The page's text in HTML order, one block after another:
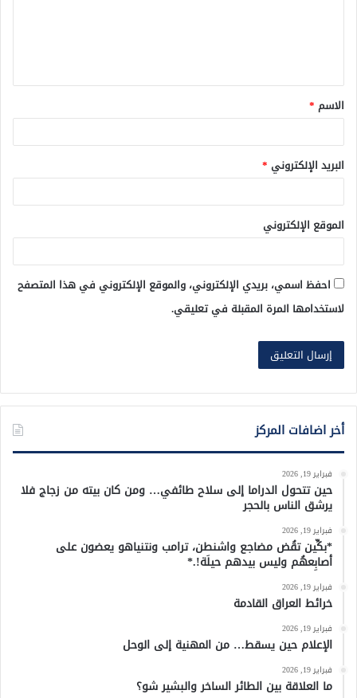
ق
*
الاسم *
البريد الإلكتروني *
الموقع الإلكتروني
احفظ اسمي، بريدي الإلكتروني، والموقع الإلكتروني في هذا المتصفح
لاستخدامها المرة المقبلة في تعليقي.
أخر اضافات المركز
فبراير 19, 2026
حين تتحول الدراما إلى سلاح طائفي… ومن كان بيته من زجاج فلا
يرشق الناس بالحجر
فبراير 19, 2026
*بكِّين تقُض مضاجع واشنطن، ترامب ونتنياهو يعضون على
أصابِعهُم وليس بيدهم حيلَة!.*
فبراير 19, 2026
خرائط العراق القادمة
فبراير 19, 2026
الإعلام حين يسقط… من المهنية إلى الوحل
فبراير 19, 2026
ما العلاقة بين الطائر الساخر والبشير شو؟